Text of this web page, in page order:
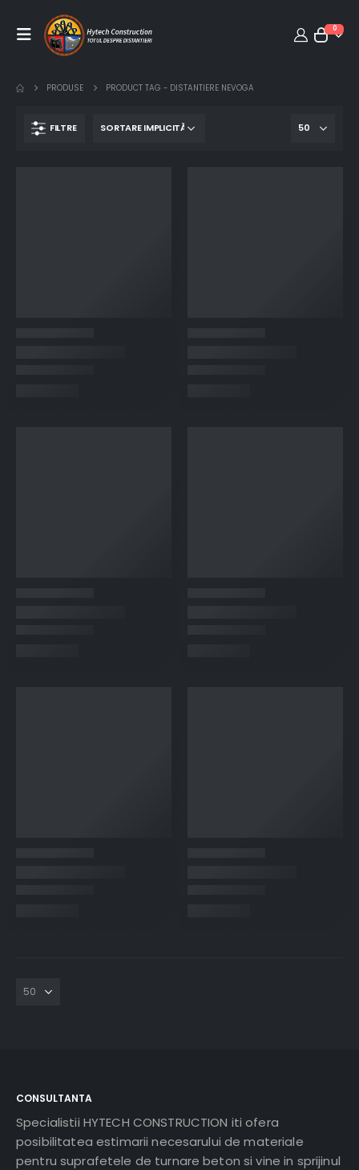
0
PRODUSE PRODUCT TAG - DISTANTIERE NEVOGA
FILTRE
CONSULTANTA
Specialistii HYTECH CONSTRUCTION iti ofera
posibilitatea estimarii necesarului de materiale
pentru suprafetele de turnare beton si vine in sprijinul